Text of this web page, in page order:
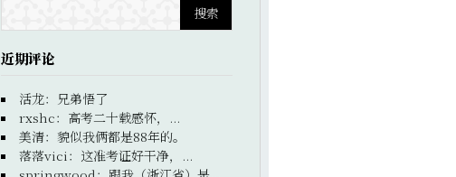
近期评论
活龙： 兄弟悟了
rxshc： 高考二十载感怀，...
美清： 貌似我俩都是88年的。
落落vici ： 这准考证好干净，...